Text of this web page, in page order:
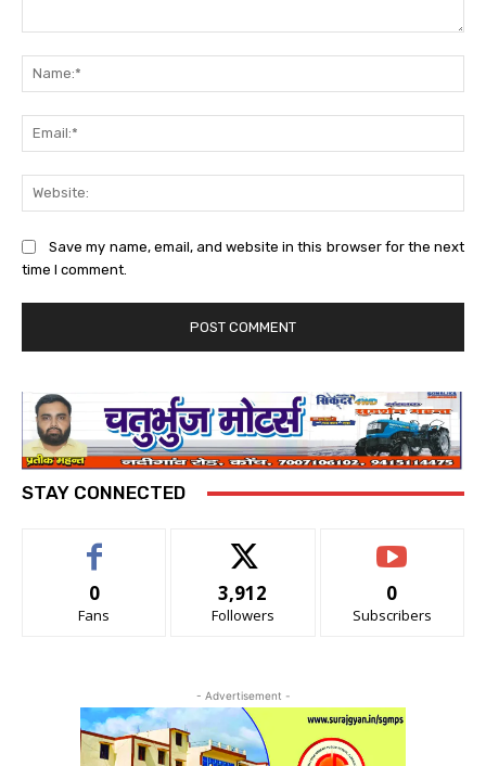
Save my name, email, and website in this browser for the next
time I comment.
STAY CONNECTED
0
Fans
3,912
Followers
0
Subscribers
- Advertisement -